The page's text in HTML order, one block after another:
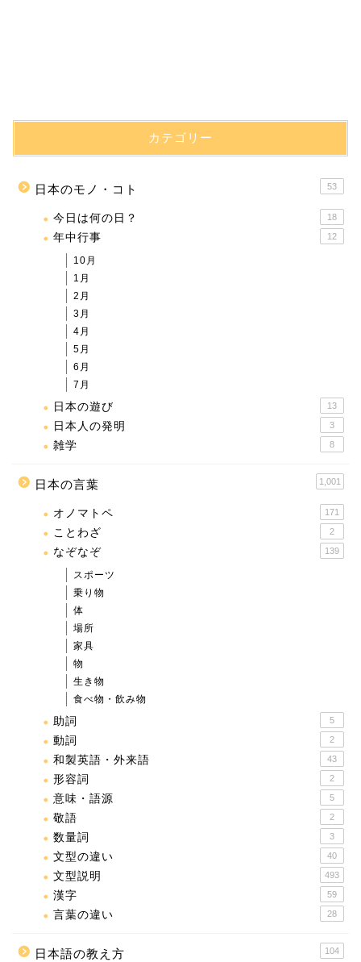
カテゴリー
日本のモノ・コト 53
今日は何の日？ 18
年中行事 12
10月
1月
2月
3月
4月
5月
6月
7月
日本の遊び 13
日本人の発明 3
雑学 8
日本の言葉 1,001
オノマトペ 171
ことわざ 2
なぞなぞ 139
スポーツ
乗り物
体
場所
家具
物
生き物
食べ物・飲み物
助詞 5
動詞 2
和製英語・外来語 43
形容詞 2
意味・語源 5
敬語 2
数量詞 3
文型の違い 40
文型説明 493
漢字 59
言葉の違い 28
日本語の教え方 104